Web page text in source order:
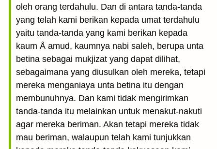
oleh orang terdahulu. Dan di antara tanda-tanda
yang telah kami berikan kepada umat terdahulu
yaitu tanda-tanda yang kami berikan kepada
kaum Å amud, kaumnya nabi saleh, berupa unta
betina sebagai mukjizat yang dapat dilihat,
sebagaimana yang diusulkan oleh mereka, tetapi
mereka menganiaya unta betina itu dengan
membunuhnya. Dan kami tidak mengirimkan
tanda-tanda itu melainkan untuk menakut-nakuti
agar mereka beriman. Akan tetapi mereka tidak
mau beriman, walaupun telah kami tunjukkan